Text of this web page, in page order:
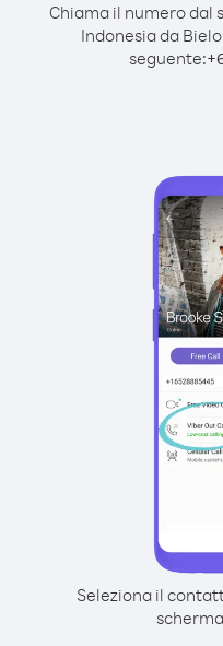
Chiama il numero dal
Indonesia da
seguente:+
Seleziona il